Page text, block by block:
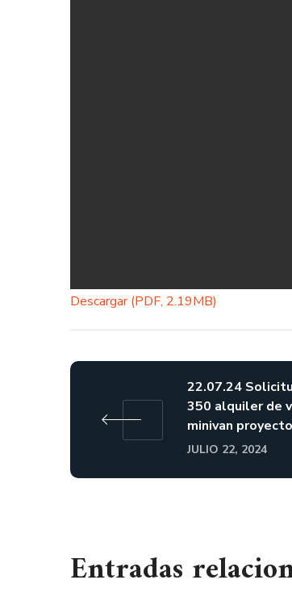
Descargar (PDF, 2.19MB)
22.07.24
350 alquiler de
minivan proyecto
JULIO 22, 2024
Entradas